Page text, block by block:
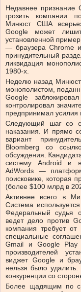
Недавнее признание
грозить компании
Минюст США
Google может
установленной
— браузера Chrome
принудительный
ликвидация
1980-х.
Неделю назад
монополистом,
Google
контролировал
предпринимал
Следующий шаг со
наказания. И прямо
вариант
Bloomberg со
обсуждения.
систему Android и
AdWords —
поисковике, которая
(более $100 млрд в
Активнее всего в
Система
Федеральный судья
ведет дело против
компания требует от
специальные
Gmail и Google Play
производителей
виджет Google и
нельзя было удалить.
конкуренции со
Более щадящим по